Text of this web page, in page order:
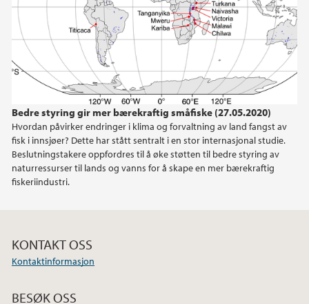
Bedre styring gir mer bærekraftig småfiske (27.05.2020)
Hvordan påvirker endringer i klima og forvaltning av land fangst av
fisk i innsjøer? Dette har stått sentralt i en stor internasjonal studie.
Beslutningstakere oppfordres til å øke støtten til bedre styring av
naturressurser til lands og vanns for å skape en mer bærekraftig
fiskeriindustri.
KONTAKT OSS
Kontaktinformasjon
BESØK OSS